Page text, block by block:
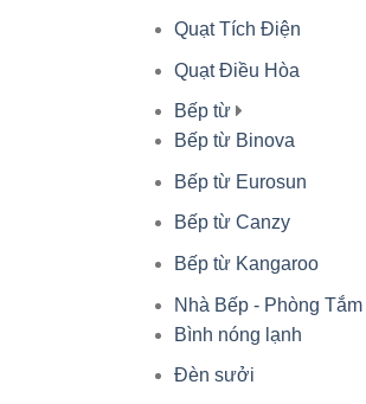
Quạt Tích Điện
Quạt Điều Hòa
Bếp từ
Bếp từ Binova
Bếp từ Eurosun
Bếp từ Canzy
Bếp từ Kangaroo
Nhà Bếp - Phòng Tắm
Bình nóng lạnh
Đèn sưởi